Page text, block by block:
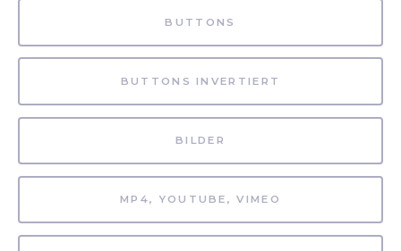
BUTTONS
BUTTONS INVERTIERT
BILDER
MP4, YOUTUBE, VIMEO